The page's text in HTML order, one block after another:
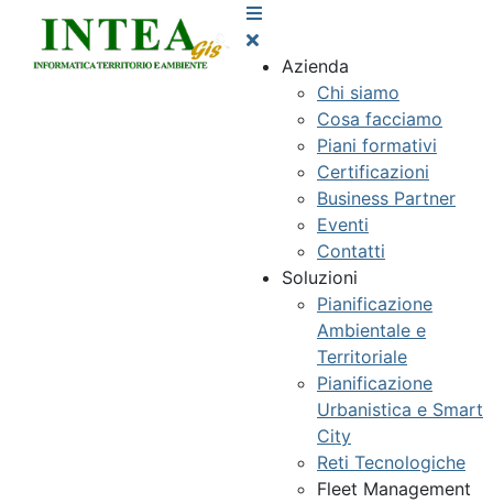
Azienda
Chi siamo
Cosa facciamo
Piani formativi
Certificazioni
Business Partner
Eventi
Contatti
Soluzioni
Pianificazione
Ambientale e
Territoriale
Pianificazione
Urbanistica e Smart
City
Reti Tecnologiche
Fleet Management